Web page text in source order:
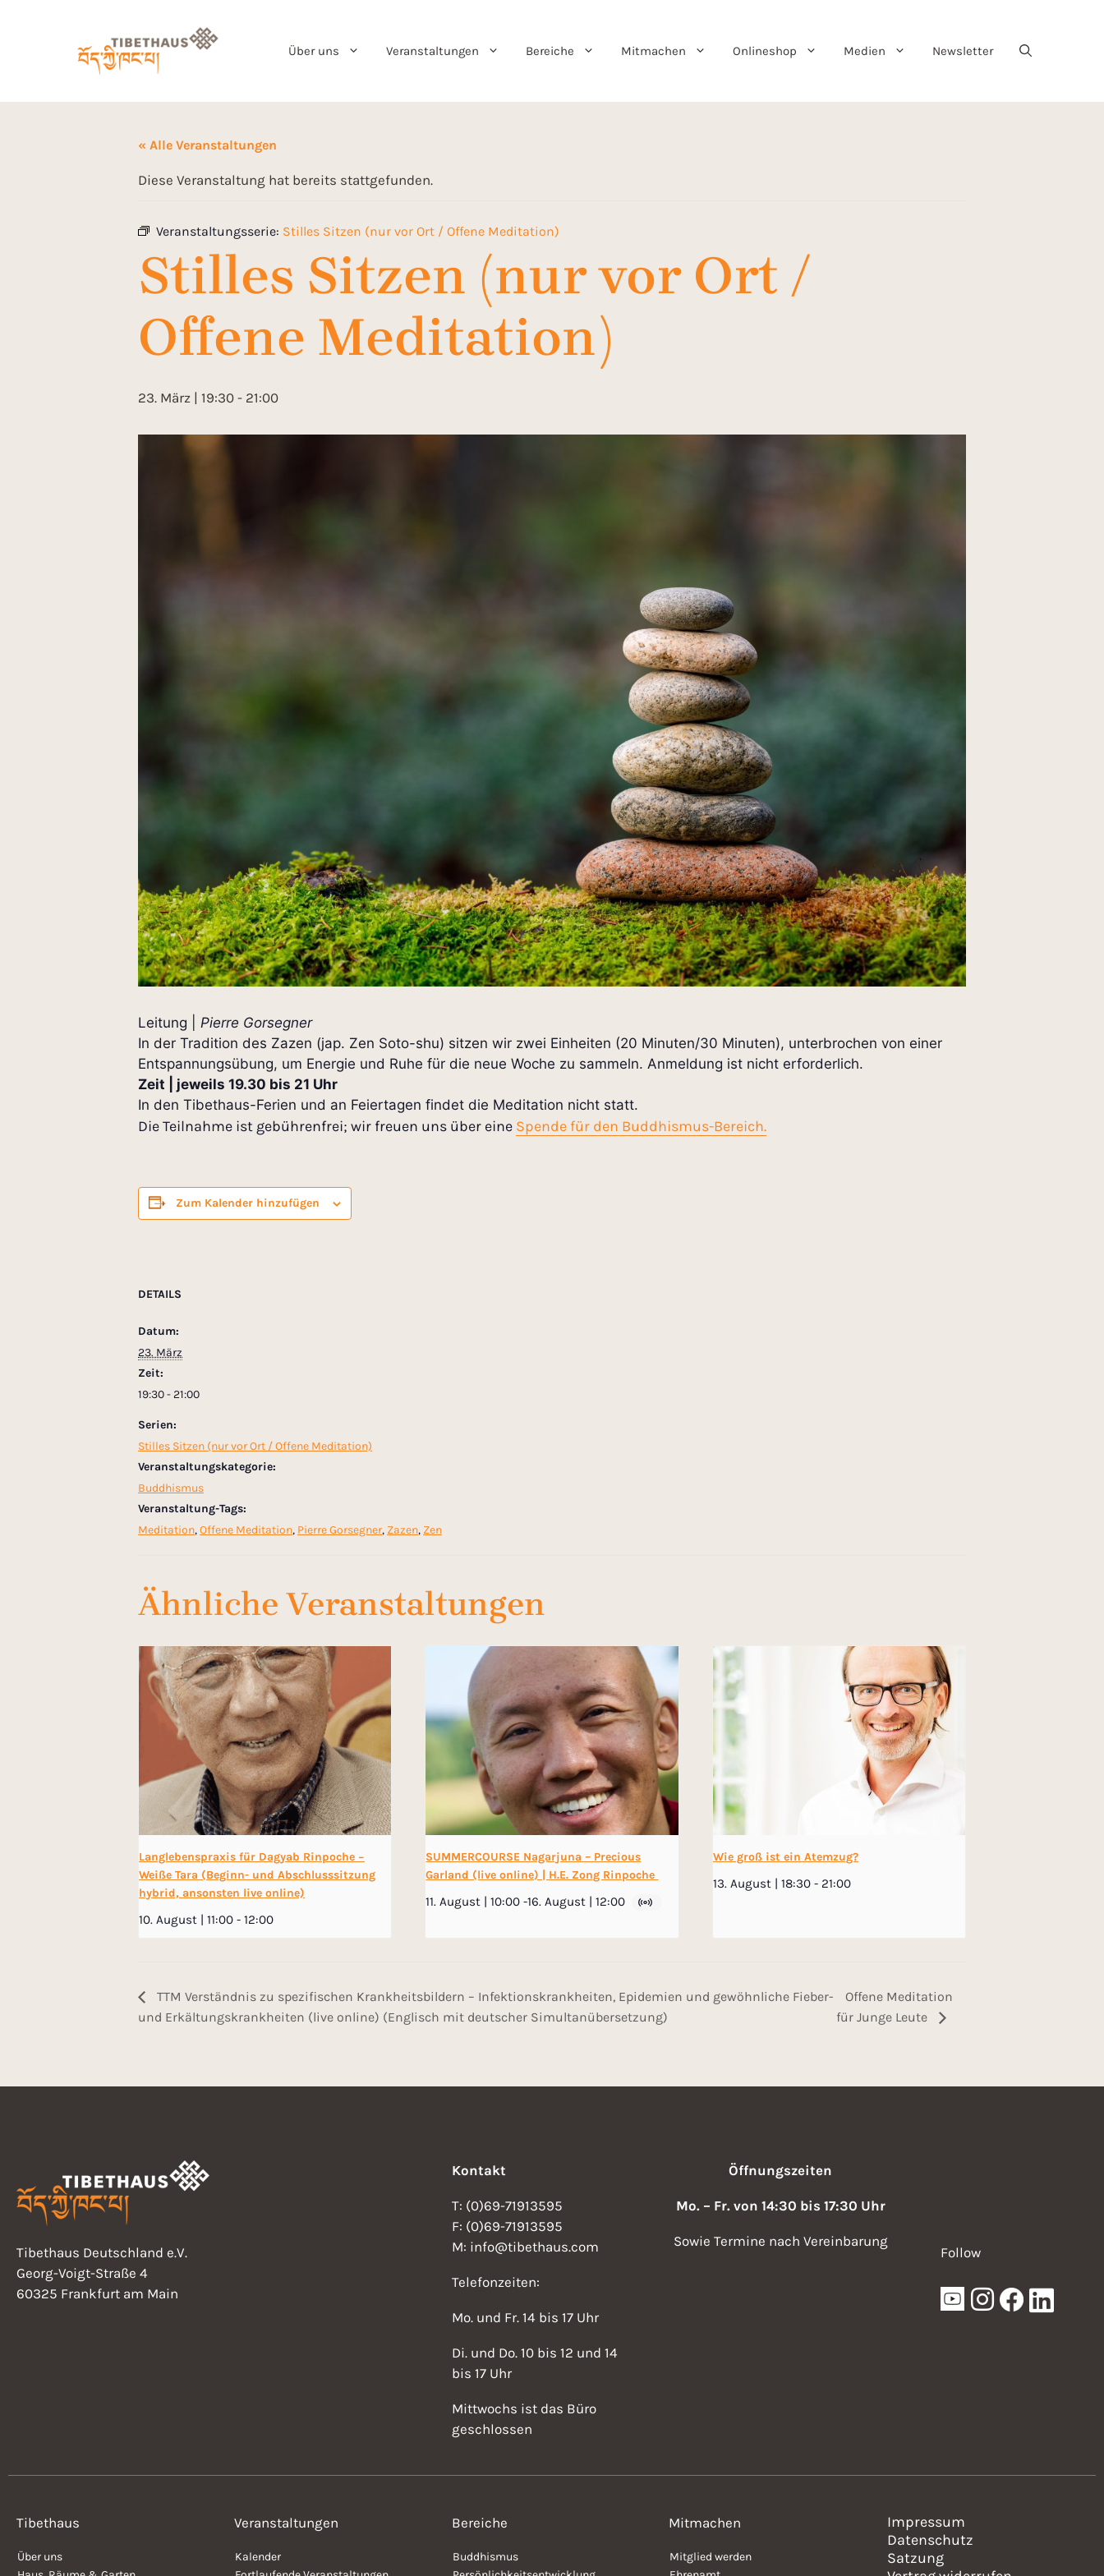
Über uns Veranstaltungen Bereiche Mitmachen Onlineshop Medien Newsletter
« Alle Veranstaltungen
Diese Veranstaltung hat bereits stattgefunden.
Veranstaltungsserie: Stilles Sitzen (nur vor Ort / Offene Meditation)
Stilles Sitzen (nur vor Ort /
Offene Meditation)
23. März | 19:30 - 21:00
Leitung | Pierre Gorsegner
In der Tradition des Zazen (jap. Zen Soto-shu) sitzen wir zwei Einheiten (20 Minuten/30 Minuten), unterbrochen von einer
Entspannungsübung, um Energie und Ruhe für die neue Woche zu sammeln. Anmeldung ist nicht erforderlich.
Zeit | jeweils 19.30 bis 21 Uhr
In den Tibethaus-Ferien und an Feiertagen findet die Meditation nicht statt.
Die Teilnahme ist gebührenfrei; wir freuen uns über eine Spende für den Buddhismus-Bereich.
Zum Kalender hinzufügen
DETAILS
Datum:
23. März
Zeit:
19:30 - 21:00
Serien:
Stilles Sitzen (nur vor Ort / Offene Meditation)
Veranstaltungskategorie:
Buddhismus
Veranstaltung-Tags:
Meditation,Offene Meditation, Pierre Gorsegner, Zazen, Zen
Ähnliche Veranstaltungen
Langlebenspraxis für Dagyab Rinpoche −
Weiße Tara (Beginn- und Abschlusssitzung
hybrid, ansonsten live online)
10. August | 11:00 - 12:00
SUMMERCOURSE Nagarjuna – Precious
Garland (live online) | H.E. Zong Rinpoche
11. August | 10:00 -16. August | 12:00
Wie groß ist ein Atemzug?
13. August | 18:30 - 21:00
TTM Verständnis zu spezifischen Krankheitsbildern – Infektionskrankheiten, Epidemien und gewöhnliche Fieber-
und Erkältungskrankheiten (live online) (Englisch mit deutscher Simultanübersetzung)
Offene Meditation
für Junge Leute
Tibethaus Deutschland e.V.
Georg-Voigt-Straße 4
60325 Frankfurt am Main
Kontakt
T: (0)69-71913595
F: (0)69-71913595
M: info@tibethaus.com
Telefonzeiten:
Mo. und Fr. 14 bis 17 Uhr
Di. und Do. 10 bis 12 und 14
bis 17 Uhr
Mittwochs ist das Büro
geschlossen
Öffnungszeiten
Mo. – Fr. von 14:30 bis 17:30 Uhr
Sowie Termine nach Vereinbarung
Follow
Tibethaus
Über uns
Veranstaltungen
Kalender
Bereiche
Buddhismus
Mitmachen
Mitglied werden
Impressum
Datenschutz
Satzung